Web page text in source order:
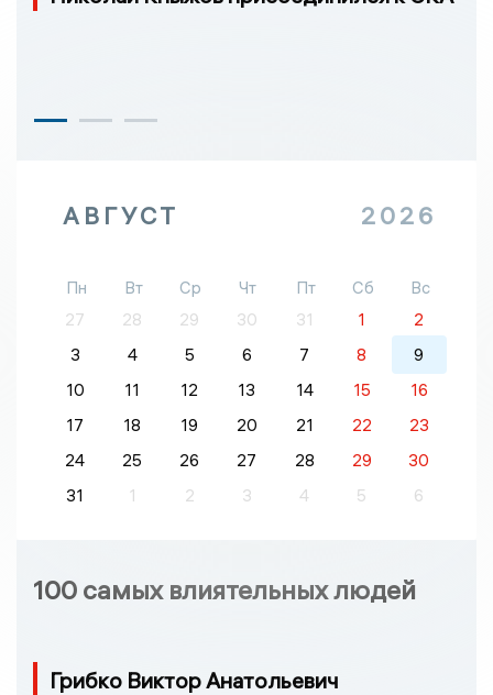
АВГУСТ 2026
Пн Вт Ср Чт Пт Сб
Вс
27
28 29 30 31 1
2
3
4 5 6 7 8
9
10
11 12 13 14 15
16
17
18 19 20 21 22
23
24
25 26 27 28 29
30
31
1 2 3 4 5 6
100 самых влиятельных людей
Грибко Виктор Анатольевич